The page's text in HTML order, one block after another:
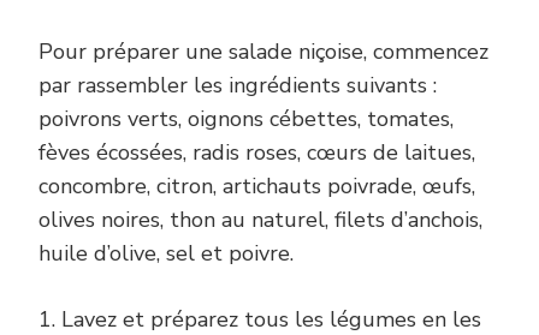
Pour préparer une salade niçoise, commencez
par rassembler les ingrédients suivants :
poivrons verts, oignons cébettes, tomates,
fèves écossées, radis roses, cœurs de laitues,
concombre, citron, artichauts poivrade, œufs,
olives noires, thon au naturel, filets d’anchois,
huile d’olive, sel et poivre.
1. Lavez et préparez tous les légumes en les